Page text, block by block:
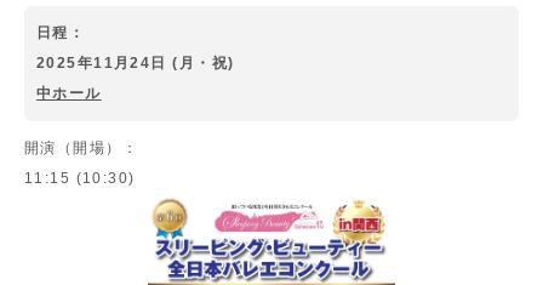
日程：
2025年11月24日 (月・祝)
中ホール
開演（開場）：
11:15 (10:30)